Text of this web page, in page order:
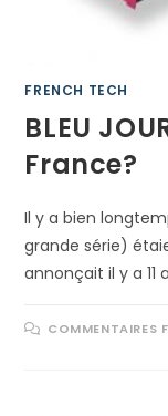
FRENCH TECH
BLEU
France?
Il y a bien
grande série)
annonçait il y a
COMMENTAIRES